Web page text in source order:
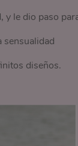
y le dio paso
sensualidad
diseños.